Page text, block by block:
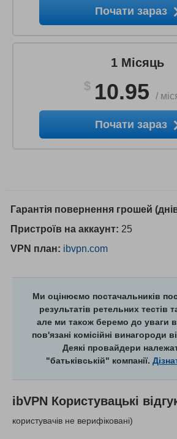
Почати зараз
1 Місяць
$ 10.95 /
Почати зараз
Гарантія повернення грошей
Пристроїв на аккаунт: 25
VPN план: ibvpn.com
Ми оцінюємо постачальників
результатів ретельних тестів
але ми також беремо до уваги
пов'язані комісійні винагороди
Деякі провайдери
"батьківській" компанії.
ibVPN Користувацькі
користувачів не верифіковані)